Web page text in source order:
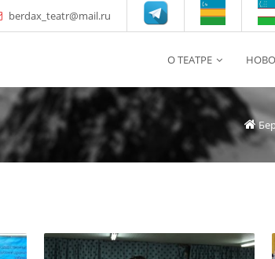
berdax_teatr@mail.ru
О ТЕАТРЕ